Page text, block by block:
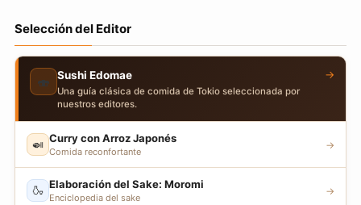
Selección del Editor
🍣 Sushi Edomae
Una guía clásica de comida de Tokio seleccionada por
nuestros editores.
→
🍛 Curry con Arroz Japonés
Comida reconfortante
→
🍶 Elaboración del Sake: Moromi
Enciclopedia del sake
→